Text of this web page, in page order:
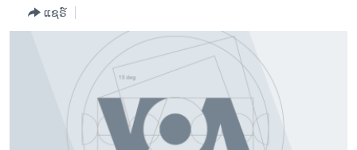
ອິດສະຫຼະພາບດ້ານການຂ່າວ
ຊີວິດຊາວລາວ
ຊຸມຊົນຊາວລາວ
ວິທະຍາສາດ-ເທັກໂນໂລຈີ
ແຊຣ໌